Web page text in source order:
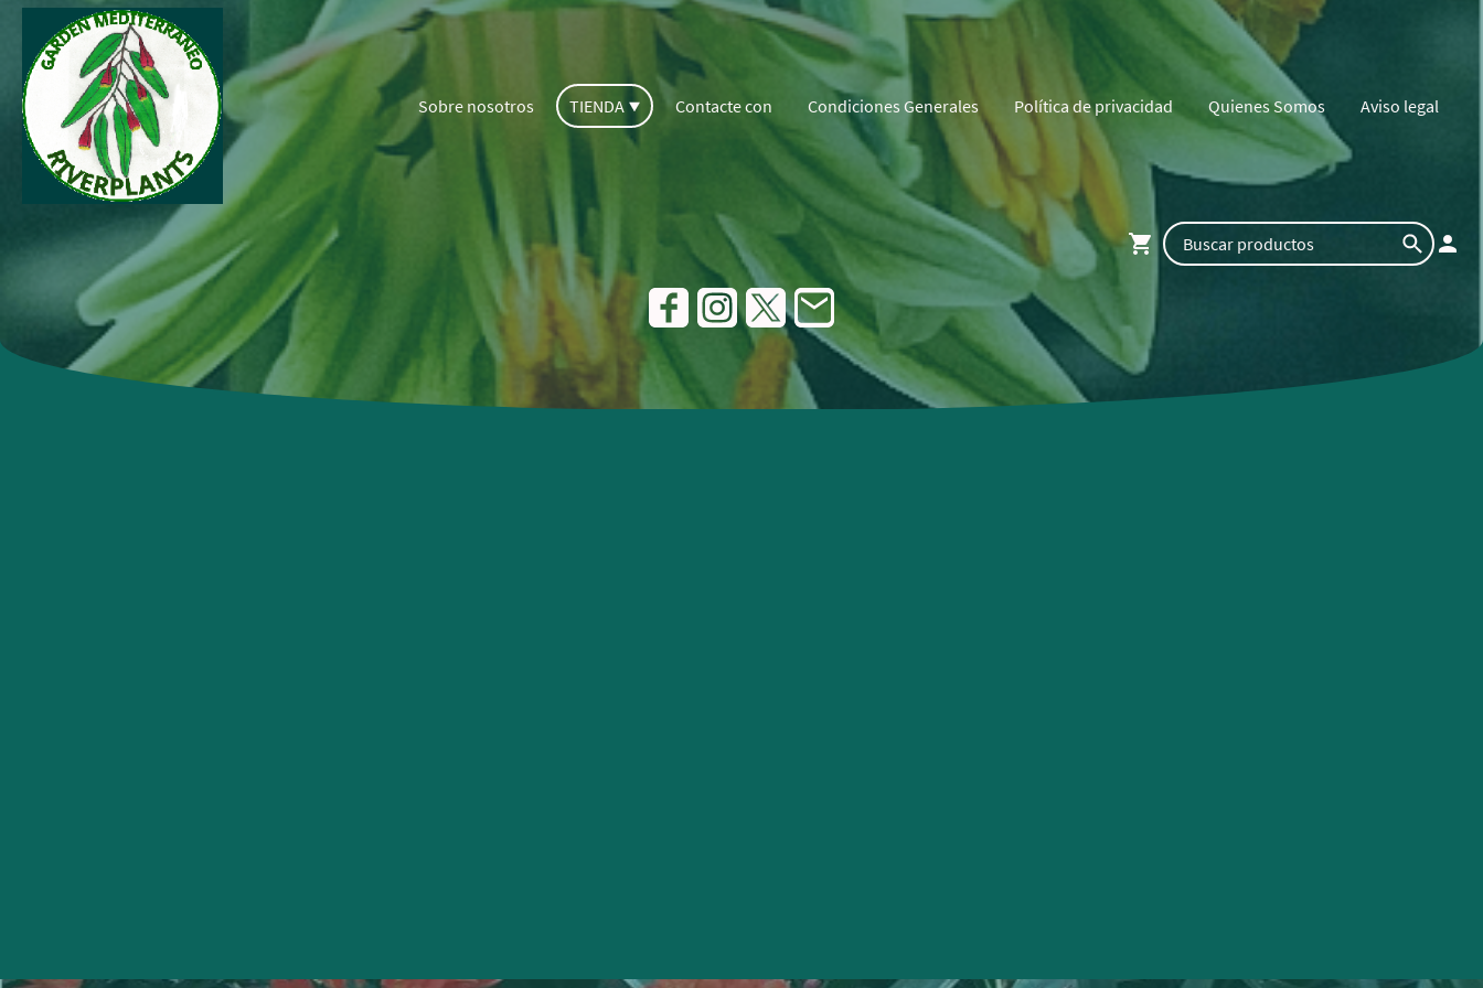
Sobre nosotros TIENDA Contacte con Condiciones Generales Política de privacidad Quienes Somos Aviso legal